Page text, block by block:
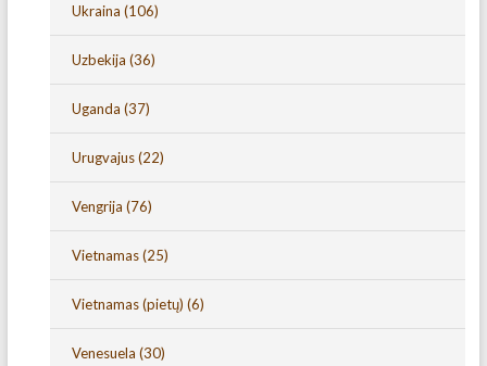
Ukraina (106)
Uzbekija (36)
Uganda (37)
Urugvajus(22)
Vengrija (76)
Vietnamas(25)
Vietnamas (pietų) (6)
Venesuela (30)